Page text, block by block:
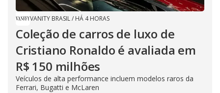
VANITY BRASIL/ HÁ 4 HORAS
Coleção de carros de luxo de
Cristiano Ronaldo é avaliada em
R$ 150 milhões
Veículos de alta performance incluem modelos raros da
Ferrari, Bugatti e McLaren